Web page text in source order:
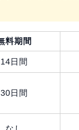
料期間
14日間
30日間